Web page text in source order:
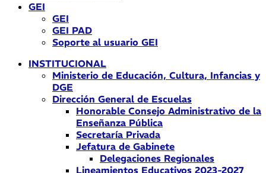
GEI
GEI
GEI PAD
Soporte al usuario GEI
INSTITUCIONAL
Ministerio de Educación, Cultura, Infancias y
DGE
Dirección General de Escuelas
Honorable Consejo Administrativo de la
Enseñanza Pública
Secretaría Privada
Jefatura de Gabinete
Delegaciones Regionales
Lineamientos Educativos 2023-2027